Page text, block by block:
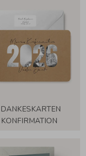
DANKESKARTEN
KONFIRMATION